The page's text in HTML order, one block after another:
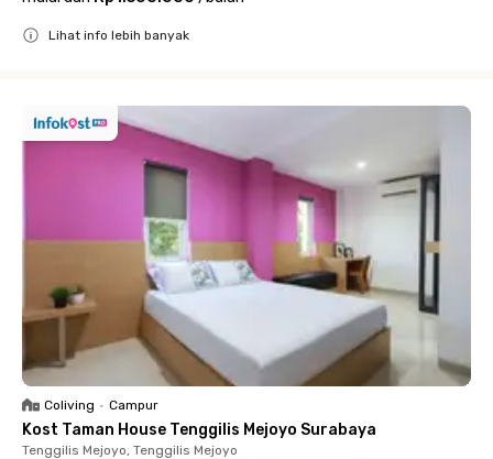
Lihat info lebih banyak
Coliving • Campur
Kost Taman House Tenggilis Mejoyo Surabaya
Tenggilis Mejoyo, Tenggilis Mejoyo